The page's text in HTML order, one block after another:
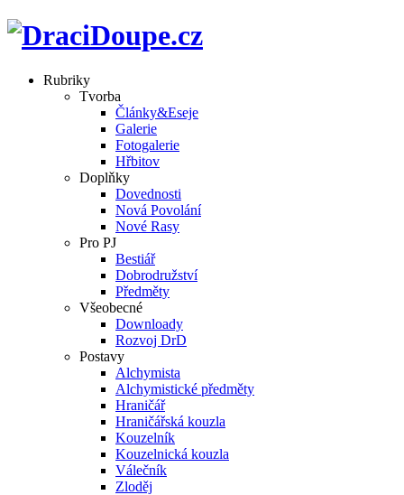
Rubriky
Tvorba
Články&Eseje
Galerie
Fotogalerie
Hřbitov
Doplňky
Dovednosti
Nová Povolání
Nové Rasy
Pro PJ
Bestiář
Dobrodružství
Předměty
Všeobecné
Downloady
Rozvoj DrD
Postavy
Alchymista
Alchymistické předměty
Hraničář
Hraničářská kouzla
Kouzelník
Kouzelnická kouzla
Válečník
Zloděj